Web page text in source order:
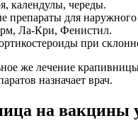
календулы, череды.
препараты для
Ла-Кри, Фенистил.
при
же лечение
назначает врач.
на вакцины